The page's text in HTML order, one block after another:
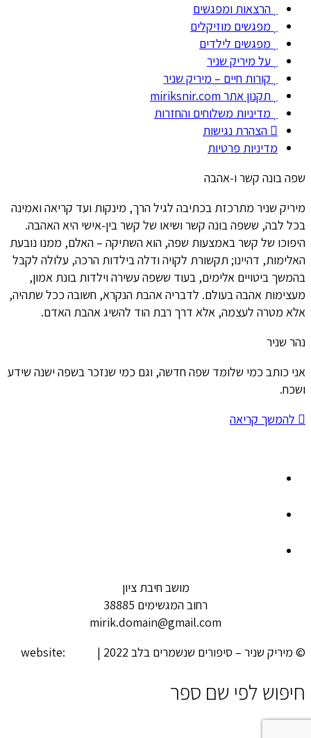
הרצאות ומפגשים
מפגשים מוזיקלים
מפגשים לילדים
על מיריק שניר
קורות חיים – מיריק שניר
תקנון אתר miriksnir.com
מדיניות משלוחים והחזרות
הצהרת נגישות
מדיניות פרטיות
שפה בונה קשר ו-אהבה
מיריק שניר מתרכזת בכתיבה לגיל הרך, מינקות ועד קריאה ואמינה
בכל לבה, ששפה בונה קשר ושיאו של קשר בין-אישי היא האהבה.
היפוכו של קשר באמצעות שפה, הוא השתיקה – האלם, ממנו נובעת
האלימות, דהיינו; תקשורת לקויה ודלה בילדות הרכה, עלולה לקבל
בהמשך ביטויים אלימים, בעוד ששפה עשירה וילדות בונת אמון,
מעצימות אהבה בעולם. לדבריה אהבת הנקרא, חשובה ככל שתהיה,
אלא מטרה לעצמה, אלא דרך רבת הוד להשיג אהבת האדם.
נהר שניר
אני כותב כמי שלומד שפה חדשה, וגם כמי שנזכר בשפה ישנה שידע
ושכח.
להמשך קריאה
מושב חיבת ציון
רחוב המגשימים 38885
mirik.domain@gmail.com
© מיריק שניר – סיפורים שנשמרים בלב 2022 | website:
חיפוש לפי שם ספר